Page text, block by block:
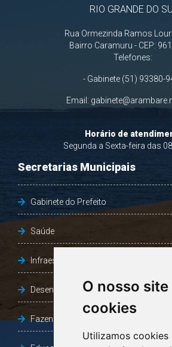
O nosso site
cookies
Utilizamos cookies
RIO GRANDE DO
Rua Ormezinda Ramos
Bairro Caramuru - CEP:
Telefones:
- Gabinete (51) 93380-
Email:
Horário de
Segunda a Sexta-feira das
Secretarias Municipais
Gabinete do Prefeito
Saúde
Infraestrutura, Agricultura e Meio
Desenvolvimento Social
Fazenda e Desenvolvimento